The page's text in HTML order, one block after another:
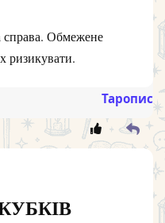
справа. Обмежене
ризикувати.
Таропис